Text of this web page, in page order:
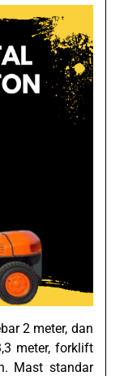
2 meter, dan
meter, forklift
Mast standar